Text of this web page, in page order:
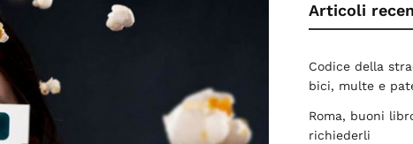
Articoli
Codice della
bici, multe e
Roma, buoni
richiederli